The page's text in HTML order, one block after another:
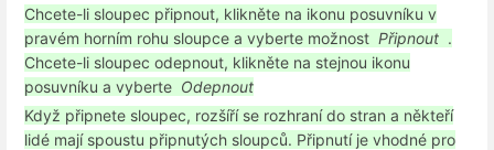
Chcete-li sloupec připnout, klikněte na ikonu posuvníku v
pravém horním rohu sloupce a vyberte možnost Připnout .
Chcete-li sloupec odepnout, klikněte na stejnou ikonu
posuvníku a vyberte Odepnout
Když připnete sloupec, rozšíří se rozhraní do stran a někteří
lidé mají spoustu připnutých sloupců. Připnutí je vhodné pro